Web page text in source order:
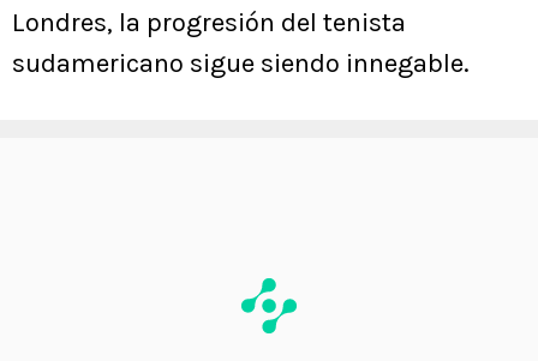
Londres, la progresión del tenista
sudamericano sigue siendo innegable.